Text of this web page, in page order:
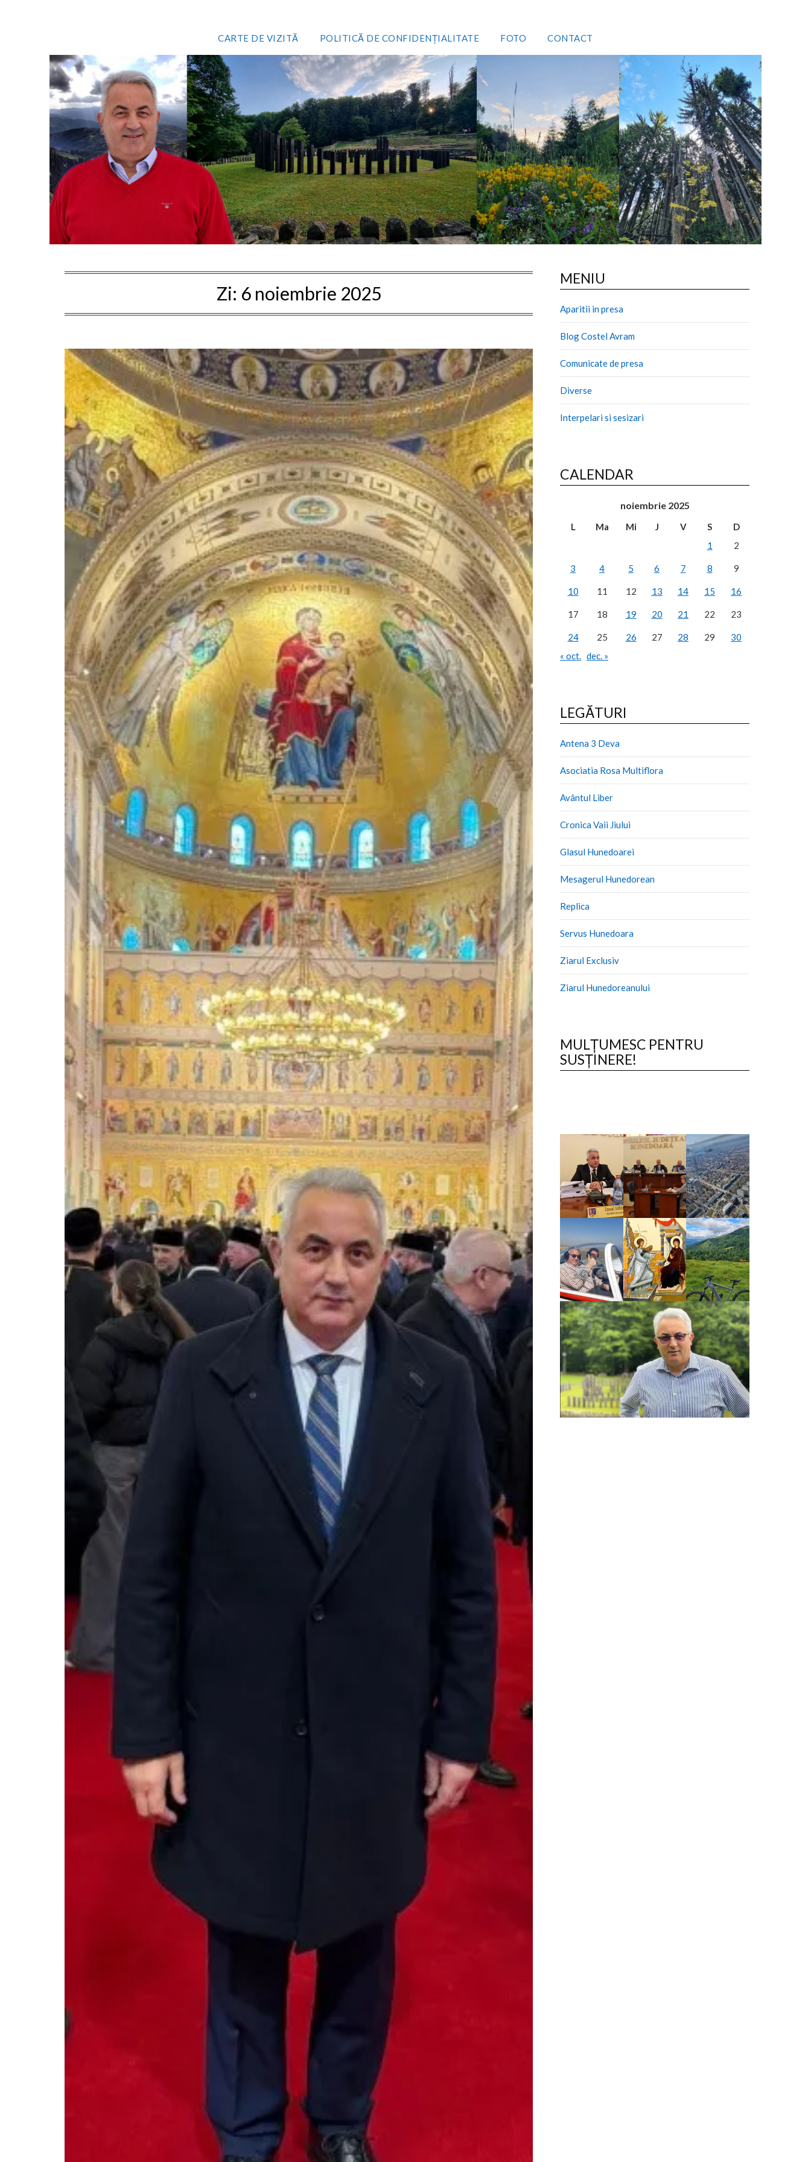
CARTE DE VIZITĂ POLITICĂ DE CONFIDENȚIALITATE FOTO CONTACT
Zi: 6 noiembrie 2025
MENIU
Aparitii in presa
Blog Costel Avram
Comunicate de presa
Diverse
Interpelari si sesizari
CALENDAR
noiembrie 2025
L Ma Mi J V S
D
1
2
3 4 5 6 7 8 9
10 11 12 13 14 15 16
17 18 19 20 21 22 23
24 25 26 27 28 29
30
« oct. dec. »
LEGĂTURI
Antena 3 Deva
Asociatia Rosa Multiflora
Avântul Liber
Cronica Vaii Jiului
Glasul Hunedoarei
Mesagerul Hunedorean
Replica
Servus Hunedoara
Ziarul Exclusiv
Ziarul Hunedoreanului
MULȚUMESC PENTRU
SUSȚINERE!